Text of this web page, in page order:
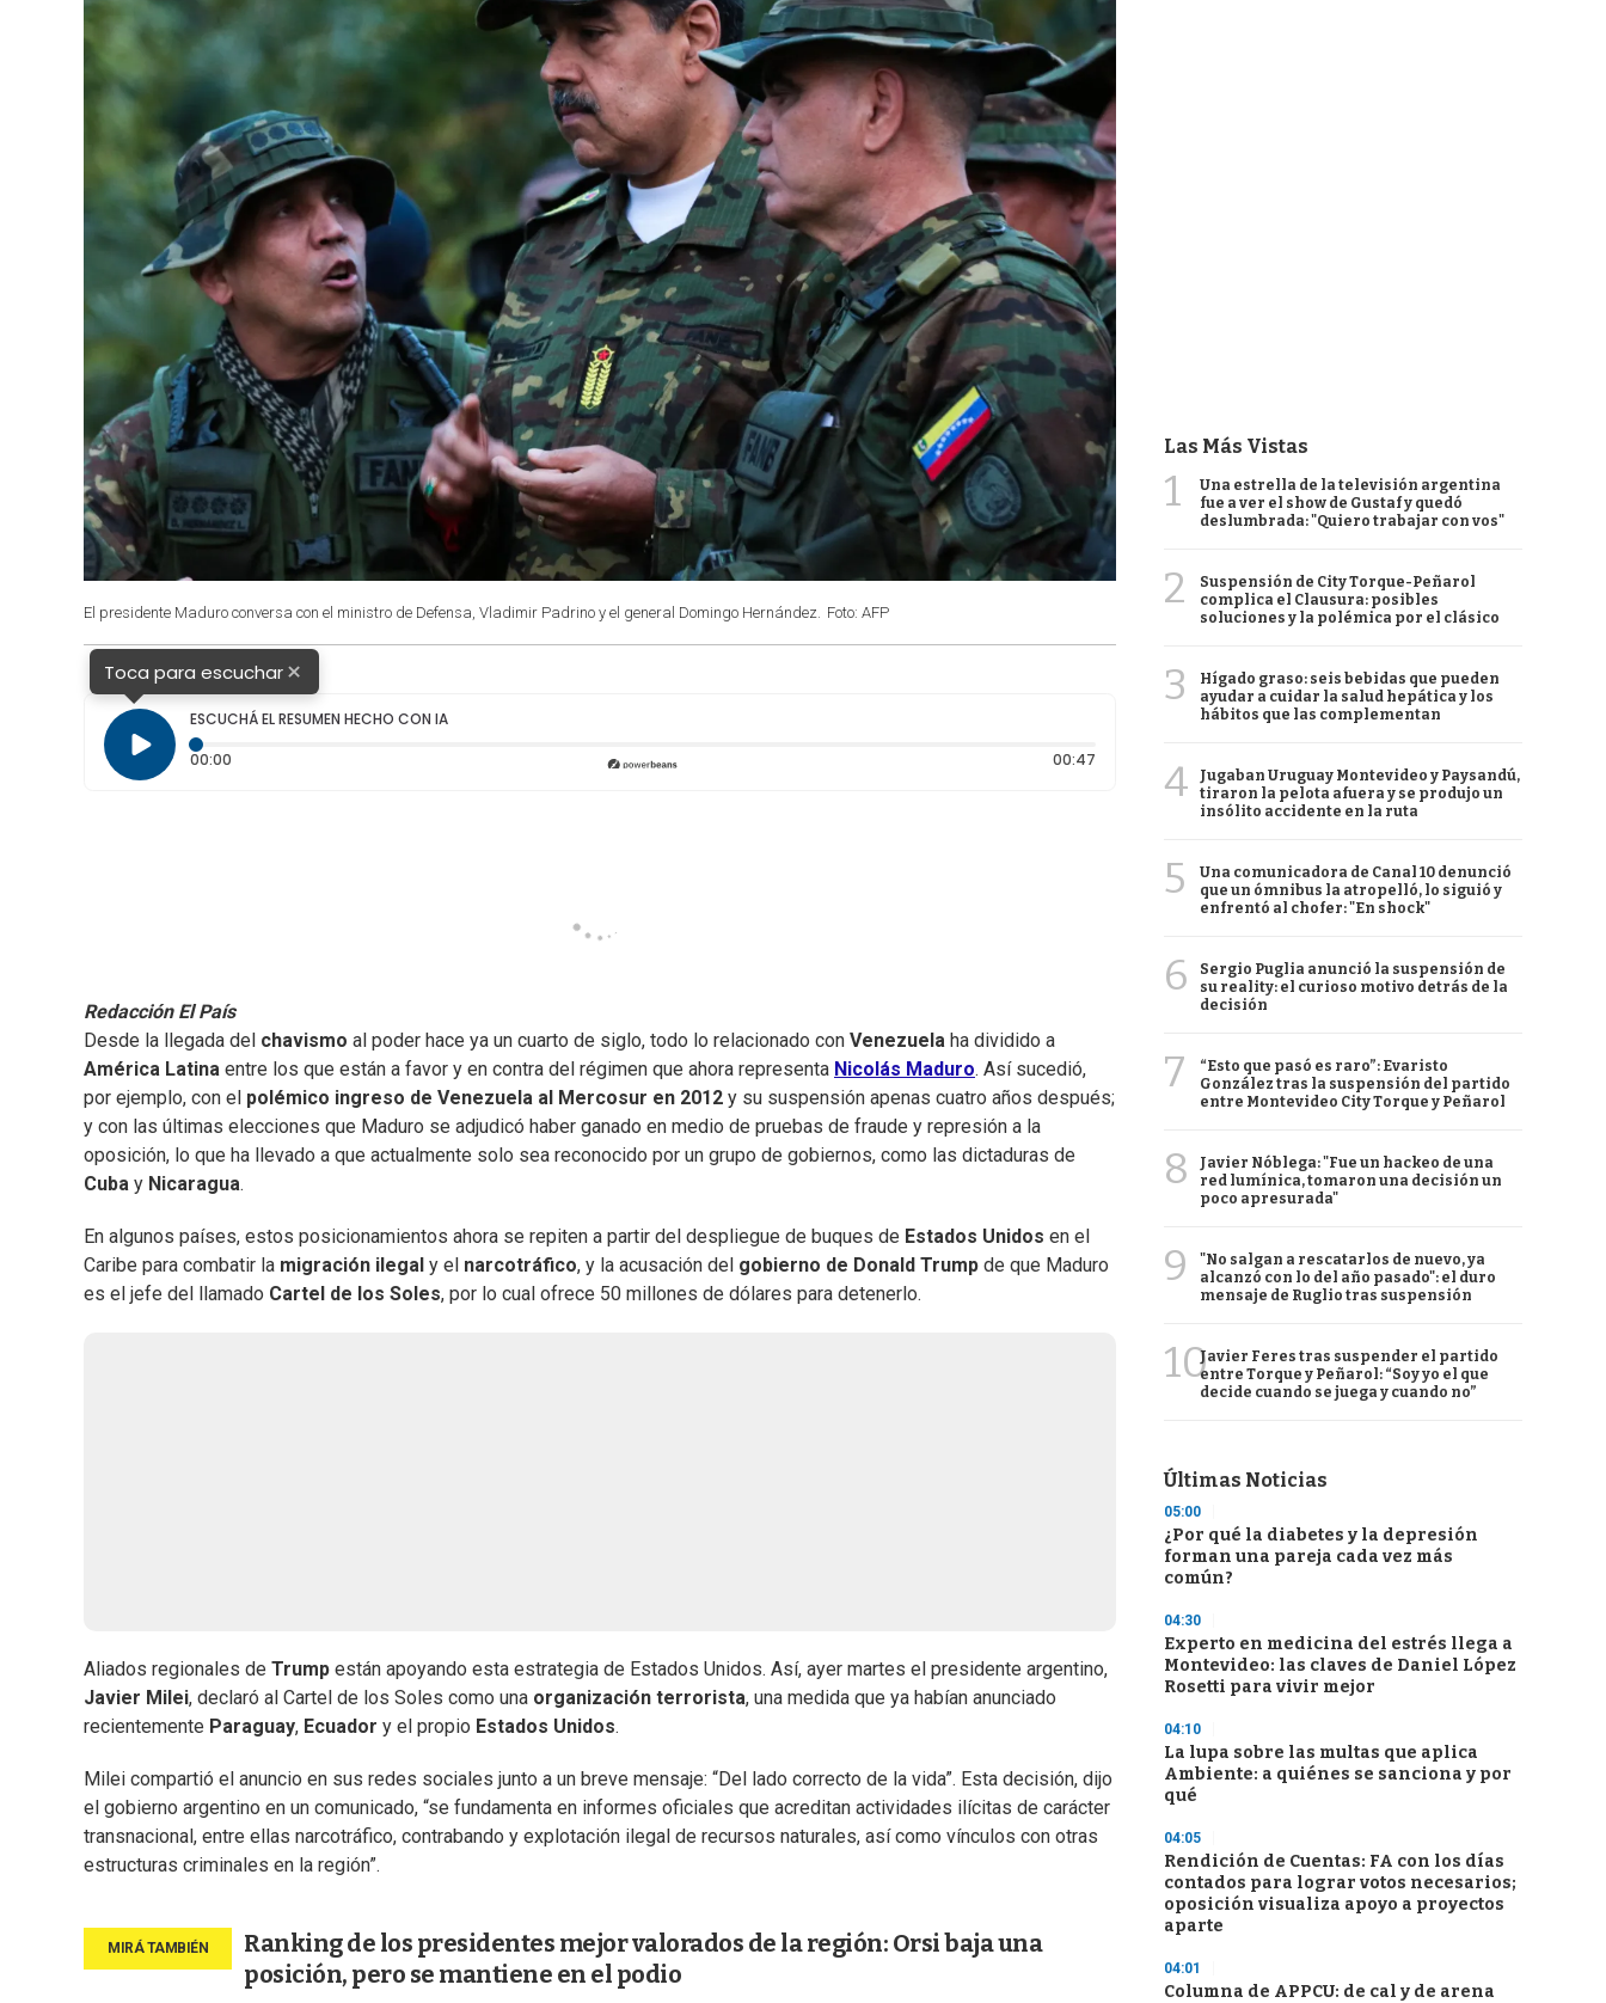
El presidente Maduro conversa con el ministro de Defensa, Vladimir Padrino y el general Domingo Hernández. Foto: AFP
Toca para escuchar×
ESCUCHÁ EL RESUMEN HECHO CON IA
00:00
00:47Duración: 47 segundos
Redacción El País
Desde la llegada del chavismo al poder hace ya un cuarto de siglo, todo lo relacionado con Venezuela ha dividido a
América Latina entre los que están a favor y en contra del régimen que ahora representa Nicolás Maduro. Así sucedió,
por ejemplo, con el polémico ingreso de Venezuela al Mercosur en 2012 y su suspensión apenas cuatro años después;
y con las últimas elecciones que Maduro se adjudicó haber ganado en medio de pruebas de fraude y represión a la
oposición, lo que ha llevado a que actualmente solo sea reconocido por un grupo de gobiernos, como las dictaduras de
Cuba y Nicaragua.
En algunos países, estos posicionamientos ahora se repiten a partir del despliegue de buques de Estados Unidos en el
Caribe para combatir la migración ilegal y el narcotráfico, y la acusación del gobierno de Donald Trump de que Maduro
es el jefe del llamado Cartel de los Soles, por lo cual ofrece 50 millones de dólares para detenerlo.
Aliados regionales de Trump están apoyando esta estrategia de Estados Unidos. Así, ayer martes el presidente argentino,
Javier Milei, declaró al Cartel de los Soles como una organización terrorista, una medida que ya habían anunciado
recientemente Paraguay, Ecuador y el propio Estados Unidos.
Milei compartió el anuncio en sus redes sociales junto a un breve mensaje: “Del lado correcto de la vida”. Esta decisión, dijo
el gobierno argentino en un comunicado, “se fundamenta en informes oficiales que acreditan actividades ilícitas de carácter
transnacional, entre ellas narcotráfico, contrabando y explotación ilegal de recursos naturales, así como vínculos con otras
estructuras criminales en la región”.
Ranking de los presidentes mejor valorados de la región: Orsi baja una
posición, pero se mantiene en el podio
Las Más Vistas
1
Una estrella de la televisión argentina
fue a ver el show de Gustaf y quedó
deslumbrada: "Quiero trabajar con vos"
2
Suspensión de City Torque-Peñarol
complica el Clausura: posibles
soluciones y la polémica por el clásico
3
Hígado graso: seis bebidas que pueden
ayudar a cuidar la salud hepática y los
hábitos que las complementan
4
Jugaban Uruguay Montevideo y Paysandú,
tiraron la pelota afuera y se produjo un
insólito accidente en la ruta
5
Una comunicadora de Canal 10 denunció
que un ómnibus la atropelló, lo siguió y
enfrentó al chofer: "En shock"
6
Sergio Puglia anunció la suspensión de
su reality: el curioso motivo detrás de la
decisión
7
“Esto que pasó es raro”: Evaristo
González tras la suspensión del partido
entre Montevideo City Torque y Peñarol
8
Javier Nóblega: "Fue un hackeo de una
red lumínica, tomaron una decisión un
poco apresurada"
9
"No salgan a rescatarlos de nuevo, ya
alcanzó con lo del año pasado": el duro
mensaje de Ruglio tras suspensión
10Javier Feres tras suspender el partido
entre Torque y Peñarol: “Soy yo el que
decide cuando se juega y cuando no”
Últimas Noticias
05:00
¿Por qué la diabetes y la depresión
forman una pareja cada vez más
común?
04:30
Experto en medicina del estrés llega a
Montevideo: las claves de Daniel López
Rosetti para vivir mejor
04:10
La lupa sobre las multas que aplica
Ambiente: a quiénes se sanciona y por
qué
04:05
Rendición de Cuentas: FA con los días
contados para lograr votos necesarios;
oposición visualiza apoyo a proyectos
aparte
04:01
Columna de APPCU: de cal y de arena